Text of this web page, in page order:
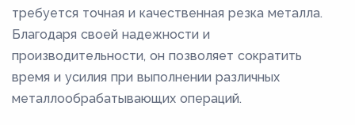
требуется точная и качественная резка металла.
Благодаря своей надежности и
производительности, он позволяет сократить
время и усилия при выполнении различных
металлообрабатывающих операций.